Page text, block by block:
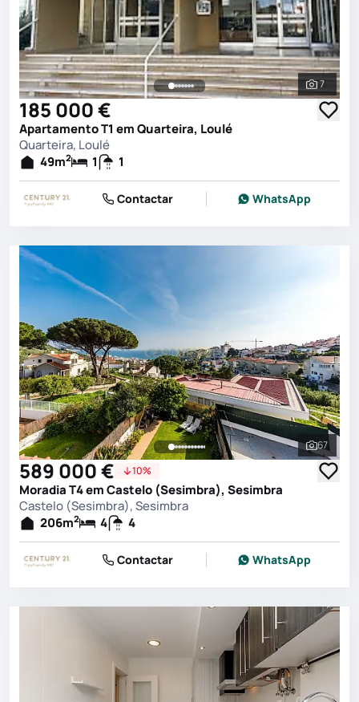
Ver
7
185 000 €
Apartamento T1 em Quarteira, Loulé
Quarteira, Loulé
49m2 1 1
Contactar WhatsApp
Ver
67
589 000 € 10%
Moradia T4 em Castelo (Sesimbra), Sesimbra
Castelo (Sesimbra), Sesimbra
206m2 4 4
Contactar WhatsApp